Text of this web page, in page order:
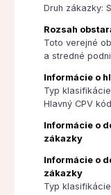
Druh zákazky:
Rozsah
Toto verejné
a stredné
Informácie o
Typ
Hlavný CPV
Informácie o
zákazky
Informácie o
zákazky
Typ